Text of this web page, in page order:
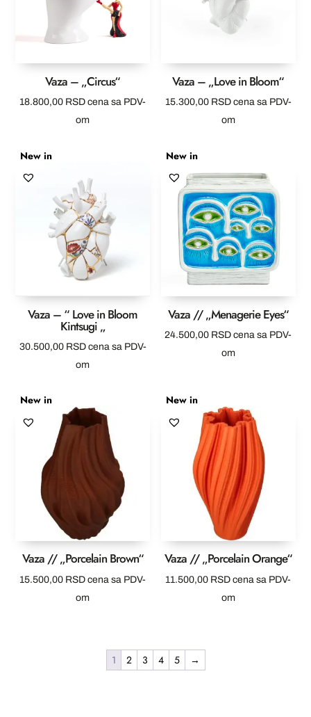
Vaza – „Circus“
18.800,00 RSD cena sa PDV-
om
Vaza – „Love in Bloom“
15.300,00 RSD cena sa PDV-
om
New in
Vaza – “ Love in Bloom
Kintsugi „
30.500,00 RSD cena sa PDV-
om
New in
Vaza // „Menagerie Eyes“
24.500,00 RSD cena sa PDV-
om
New in
Vaza // „Porcelain Brown“
15.500,00 RSD cena sa PDV-
om
New in
Vaza // „Porcelain Orange“
11.500,00 RSD cena sa PDV-
om
1 2 3 4 5 →